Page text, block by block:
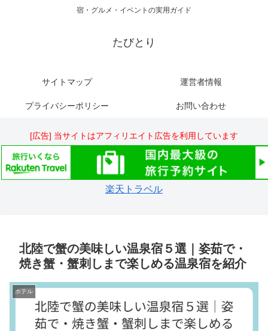
宿・グルメ・イベントの実用ガイド
たびとり
サイトマップ 運営者情報
プライバシーポリシー お問い合わせ
[広告] 当サイトはアフィリエイト広告を利用しています
楽天トラベル
北陸で蟹の美味しい温泉宿５選｜姿茹で・
焼き蟹・蟹刺しまで楽しめる温泉宿を紹介
ホテル